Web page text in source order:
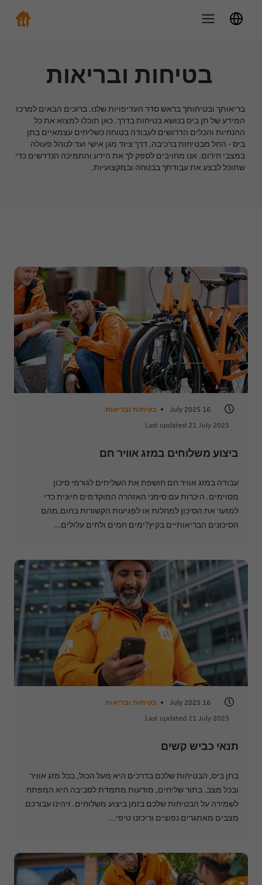
בטיחות ובריאות
בריאותך ובטיחותך בראש סדר העדיפויות שלנו. ברוכים הבאים למרכז
המידע של תן ביס בנושא בטיחות בדרך. כאן תוכלו למצוא את כל
ההנחיות והכלים הדרושים לעבודה בטוחה כשליחים עצמאיים בתן
ביס - החל מבטיחות ברכיבה, דרך ציוד מגן אישי ועד לנוהל פעולה
במצבי חירום. אנו מחויבים לספק לך את הידע והתמיכה הנדרשים כדי
שתוכל לבצע את עבודתך בבטחה ובמקצועיות.
16 July 2025
בטיחות ובריאות
Last updated 21 July 2025
ביצוע משלוחים במזג אוויר חם
עבודה במזג אוויר חם חושפת את השליחים לגורמי סיכון
מסוימים. היכרות עם סימני האזהרה המוקדמים חיונית כדי
למזער את הסיכון למחלות או לפגיעות הקשורות בחום.מהם
הסיכונים הבריאותיים בקיץ?ימים חמים ולחים עלולים...
16 July 2025
בטיחות ובריאות
Last updated 21 July 2025
תנאי כביש קשים
בתן ביס, הבטיחות שלכם בדרכים היא מעל הכול, בכל מזג אוויר
ובכל מצב. בתור שליחים, מודעות מתמדת לסביבה היא המפתח
לשמירה על הבטיחות שלכם בזמן ביצוע משלוחים. זיהינו עבורכם
מצבים מאתגרים נפוצים וריכזנו טיפי...